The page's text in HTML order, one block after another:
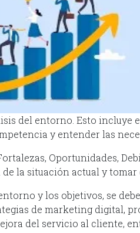
del entorno. Esto incluye
y entender las
Oportunidades,
la situación actual y tomar
y los objetivos, se
de marketing digital,
del servicio al cliente,